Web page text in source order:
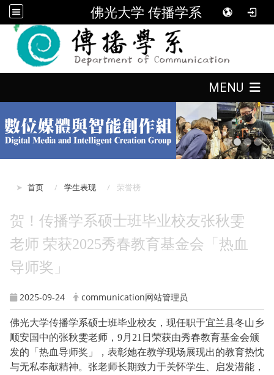
佛光大学 传播学系
MENU
首页 学生表现 荣誉榜
贺！传播学系硕士班毕业校友张秋雯
老师 荣获2025秀春教育基金会「热血
导师奖」
2025-09-24 communication网站管理员
佛光大学传播学系硕士班毕业校友，现任职于宜兰县冬山乡
顺安国中的张秋雯老师，9月21日荣获由秀春教育基金会颁
发的「热血导师奖」，表彰她在教学现场展现出的教育热忱
与无私奉献精神。张老师长期致力于关怀学生、启发潜能，